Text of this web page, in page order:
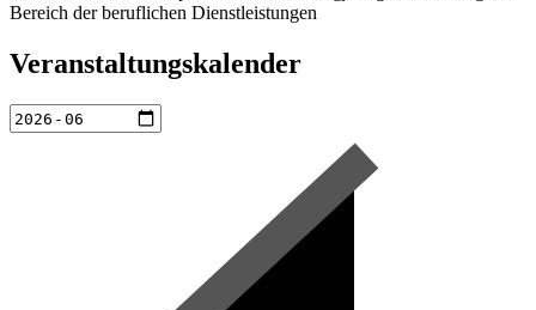
Bereich der beruflichen Dienstleistungen
Veranstaltungskalender